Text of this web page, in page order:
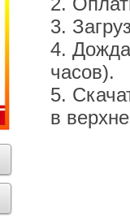
3.
4.
часов).
5.
в